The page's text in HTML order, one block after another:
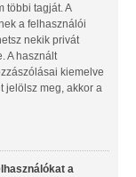
többi tagját. A
a felhasználói
nekik privát
A használt
kiemelve
jelölsz meg, akkor a
a